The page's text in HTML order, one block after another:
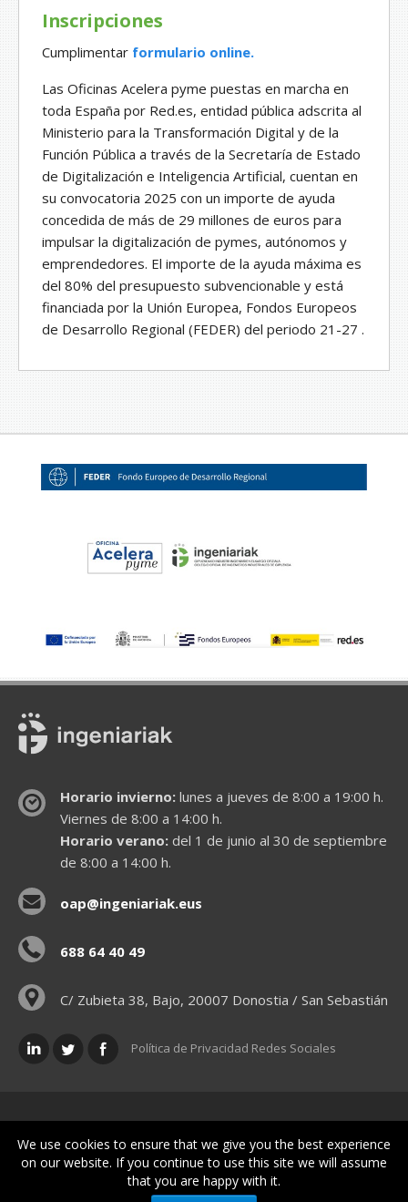
Inscripciones
Cumplimentar formulario online.
Las Oficinas Acelera pyme puestas en marcha en
toda España por Red.es, entidad pública adscrita al
Ministerio para la Transformación Digital y de la
Función Pública a través de la Secretaría de Estado
de Digitalización e Inteligencia Artificial, cuentan en
su convocatoria 2025 con un importe de ayuda
concedida de más de 29 millones de euros para
impulsar la digitalización de pymes, autónomos y
emprendedores. El importe de la ayuda máxima es
del 80% del presupuesto subvencionable y está
financiada por la Unión Europea, Fondos Europeos
de Desarrollo Regional (FEDER) del periodo 21-27 .
Horario invierno:lunes a jueves de 8:00 a 19:00 h.
Viernes de 8:00 a 14:00 h.
Horario verano:del 1 de junio al 30 de septiembre
de 8:00 a 14:00 h.
oap@ingeniariak.eus
688 64 40 49
C/ Zubieta 38, Bajo, 20007 Donostia / San Sebastián
Política de Privacidad Redes Sociales
Políticas legales
© Gipuzkoako Industri Ingeniariaren Elkargo Ofiziala - Colegio
We use cookies to ensure that we give you the best experience
on our website. If you continue to use this site we will assume
that you are happy with it.